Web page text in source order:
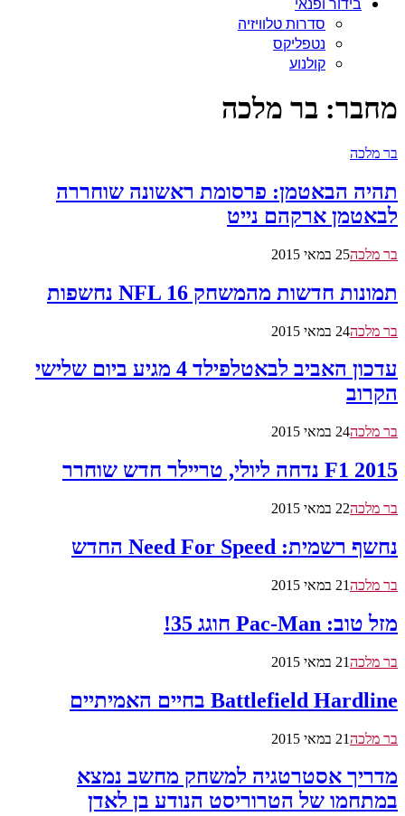
סדרות טלוויזיה
נטפליקס
קולנוע
מחבר: בר מלכה
בר מלכה
תהיה הבאטמן: פרסומת ראשונה שוחררה
לבאטמן ארקהם נייט
בר מלכה25 במאי 2015
תמונות חדשות מהמשחק NFL 16 נחשפות
בר מלכה24 במאי 2015
עדכון האביב לבאטלפילד 4 מגיע ביום שלישי
הקרוב
בר מלכה24 במאי 2015
F1 2015 נדחה ליולי, טריילר חדש שוחרר
בר מלכה22 במאי 2015
נחשף רשמית: Need For Speed החדש
בר מלכה21 במאי 2015
מזל טוב: Pac-Man חוגג 35!
בר מלכה21 במאי 2015
Battlefield Hardline בחיים האמיתיים
בר מלכה21 במאי 2015
מדריך אסטרטגיה למשחק מחשב נמצא
במתחמו של הטרוריסט הנודע בן לאדן